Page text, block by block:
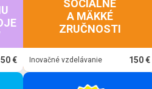
€
SOCIÁLNE
A MÄKKÉ
ZRUČNOSTI
Inovačné vzdelávanie 150 €